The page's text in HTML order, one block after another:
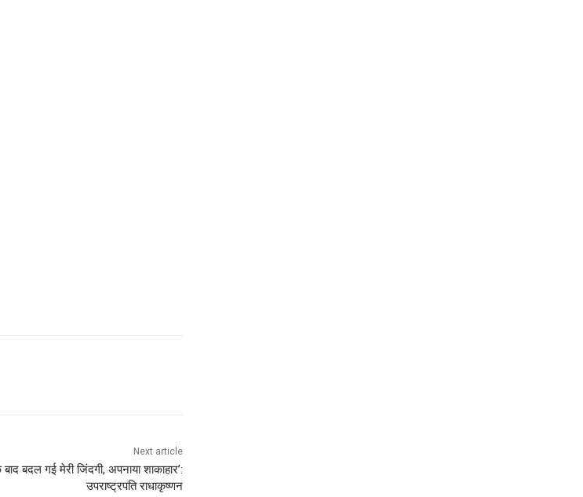
Next article
बदल गई मेरी जिंदगी, अपनाया शाकाहार’:
उपराष्ट्रपति राधाकृष्णन